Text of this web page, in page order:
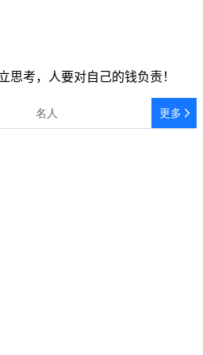
思考，人要对自己的钱负责！